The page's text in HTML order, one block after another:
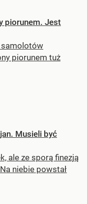
piorunem. Jest
samolotów
piorunem tuż
Musieli być
ale ze sporą finezją
niebie powstał